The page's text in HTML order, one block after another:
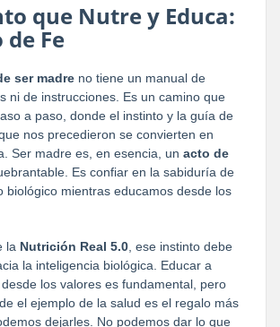
que Nutre y Educa:
de Fe
ser madre no tiene un manual de
ni de instrucciones. Es un camino que
a paso, donde el instinto y la guía de
nos precedieron se convierten en
Ser madre es, en esencia, un acto de
Es confiar en la sabiduría de
biológico mientras educamos desde los
la Nutrición Real 5.0, ese instinto debe
la inteligencia biológica. Educar a
los valores es fundamental, pero
el ejemplo de la salud es el regalo más
dejarles. No podemos dar lo que